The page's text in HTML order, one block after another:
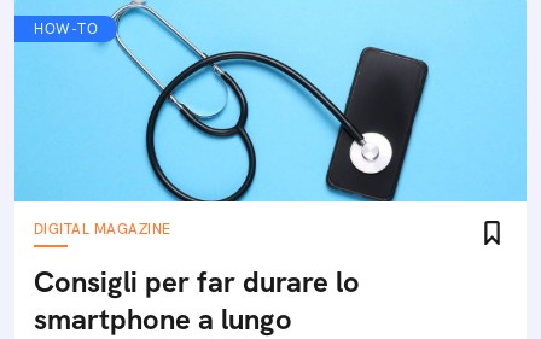
HOW-TO
DIGITAL MAGAZINE
Consigli per far durare lo
smartphone a lungo